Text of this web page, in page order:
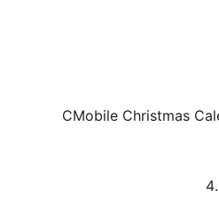
CMobile Christmas